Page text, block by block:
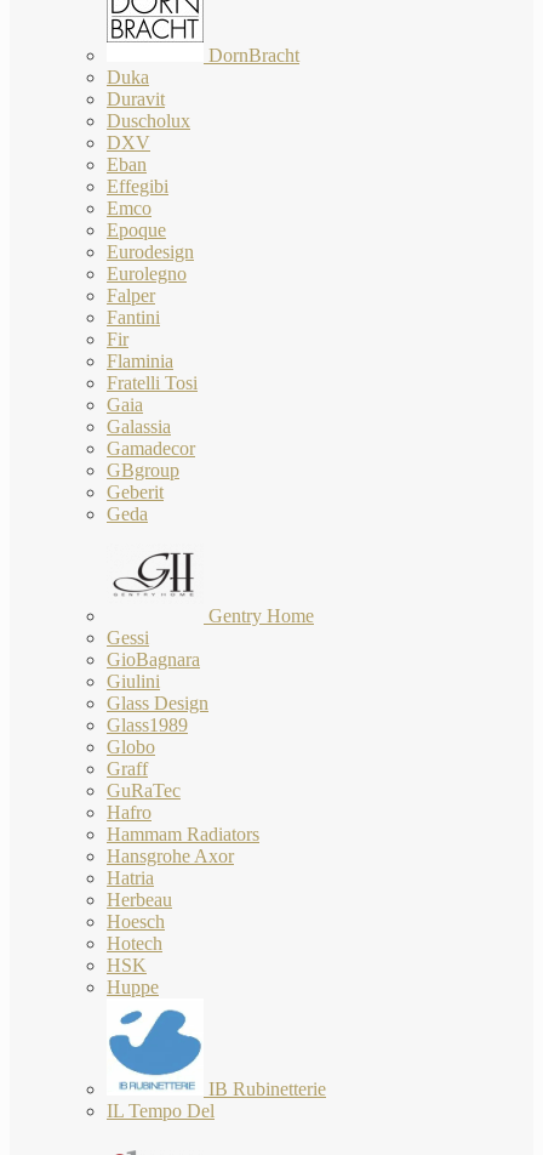
DornBracht
Duka
Duravit
Duscholux
DXV
Eban
Effegibi
Emco
Epoque
Eurodesign
Eurolegno
Falper
Fantini
Fir
Flaminia
Fratelli Tosi
Gaia
Galassia
Gamadecor
GBgroup
Geberit
Geda
Gentry Home
Gessi
GioBagnara
Giulini
Glass Design
Glass1989
Globo
Graff
GuRaTec
Hafro
Hammam Radiators
Hansgrohe Axor
Hatria
Herbeau
Hoesch
Hotech
HSK
Huppe
IB Rubinetterie
IL Tempo Del